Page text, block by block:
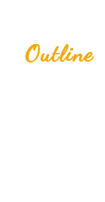
Outline